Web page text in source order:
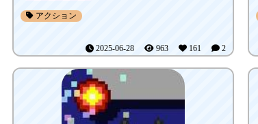
アクション
2025-06-28 963 161 2